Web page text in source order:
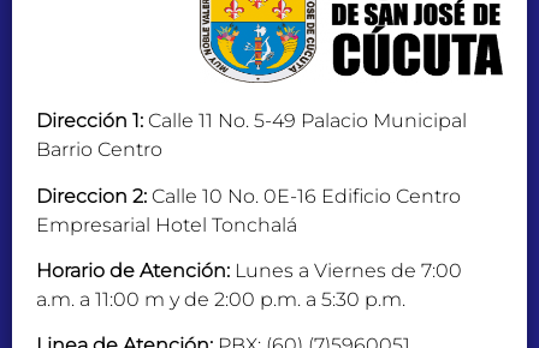
Dirección 1: Calle 11 No. 5-49 Palacio Municipal
Barrio Centro
Direccion 2: Calle 10 No. 0E-16 Edificio Centro
Empresarial Hotel Tonchalá
Horario de Atención: Lunes a Viernes de 7:00
a.m. a 11:00 m y de 2:00 p.m. a 5:30 p.m.